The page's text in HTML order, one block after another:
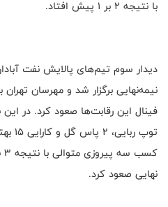
با نتیجه ۲ بر ۱ پیش افتاد.
دیدار سوم تیم‌های پالایش نفت
توپ
نهایی صعود کرد.